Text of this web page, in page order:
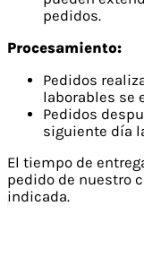
pedidos.
Procesamiento:
Pedidos
laborables se
Pedidos
siguiente día
El tiempo de
pedido de nuestro
indicada.